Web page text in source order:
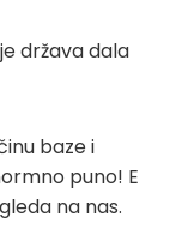
država dala
baze i
puno! E
na nas.